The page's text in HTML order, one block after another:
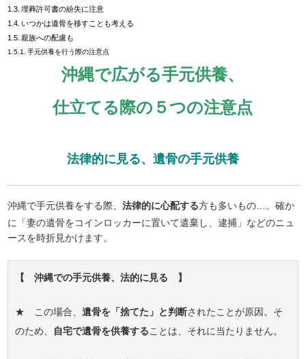
埋葬許可書の紛失に注意
いつかは遺骨を移すことも考える
親族への配慮も
手元供養を行う際の注意点
沖縄で広がる手元供養、
仕立てる際の５つの注意点
法律的に見る、遺骨の手元供養
沖縄で手元供養をする際、法律的に心配する方も多いもの…。確か
に「妻の遺骨をコインロッカーに置いて遺棄し、逮捕」などのニュ
ースを時折見かけます。
【 沖縄での手元供養、法的に見る 】
★ この場合、遺骨を「捨てた」と判断されたことが原因。そ
のため、
自宅で遺骨を供養することは、それに当たりません。